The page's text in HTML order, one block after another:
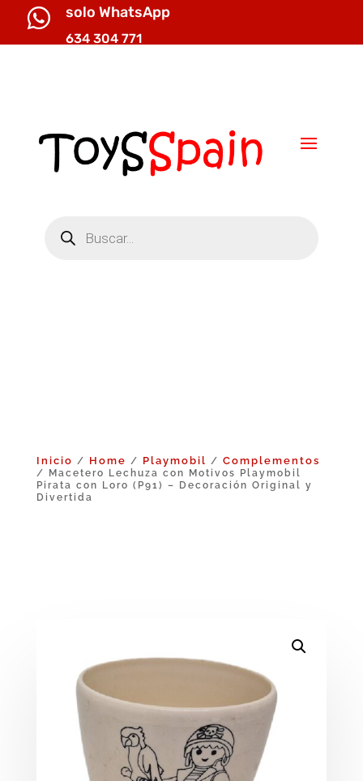
 solo WhatsApp
634 304 771
productos
Inicio / Home / Playmobil / Complementos
/ Macetero Lechuza con Motivos Playmobil
Pirata con Loro (P91) – Decoración Original y
Divertida